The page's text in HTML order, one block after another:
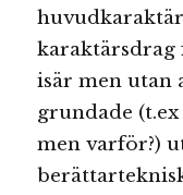
isär men utan
grundade
men varför?)